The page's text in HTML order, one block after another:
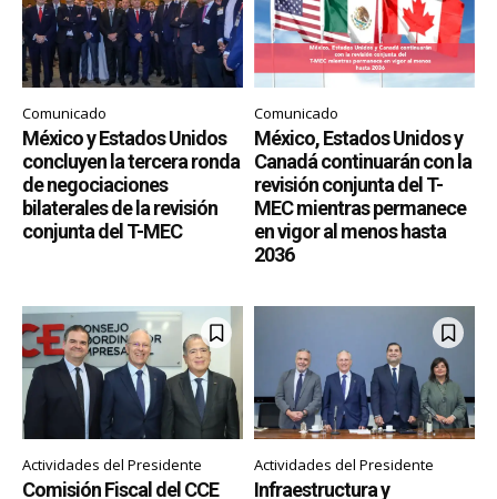
Comunicado
México y Estados Unidos
concluyen la tercera ronda
de negociaciones
bilaterales de la revisión
conjunta del T-MEC
Comunicado
México, Estados Unidos y
Canadá continuarán con la
revisión conjunta del T-
MEC mientras permanece
en vigor al menos hasta
2036
Actividades del Presidente
Comisión Fiscal del CCE
Actividades del Presidente
Infraestructura y